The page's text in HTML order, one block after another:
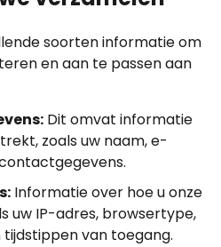
soorten informatie om
en aan te passen aan
Dit omvat informatie
zoals uw naam, e-
Informatie over hoe u onze
uw IP-adres, browsertype,
tijdstippen van toegang.